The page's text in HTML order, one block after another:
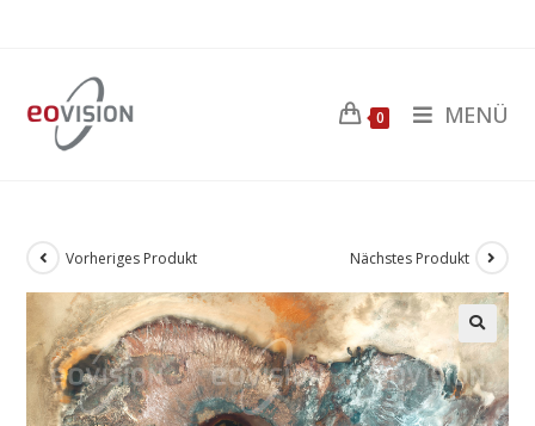
0 MENÜ
Vorheriges Produkt Nächstes Produkt